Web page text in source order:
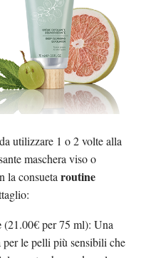
utilizzare 1 o 2 volte alla
maschera viso o
la consueta routine
(21.00€ per 75 ml): Una
le pelli più sensibili che